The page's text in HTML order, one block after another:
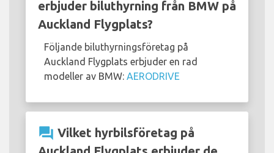
erbjuder biluthyrning från BMW på
Auckland Flygplats?
Följande biluthyrningsföretag på
Auckland Flygplats erbjuder en rad
modeller av BMW: AERODRIVE
question_answer Vilket hyrbilsföretag på